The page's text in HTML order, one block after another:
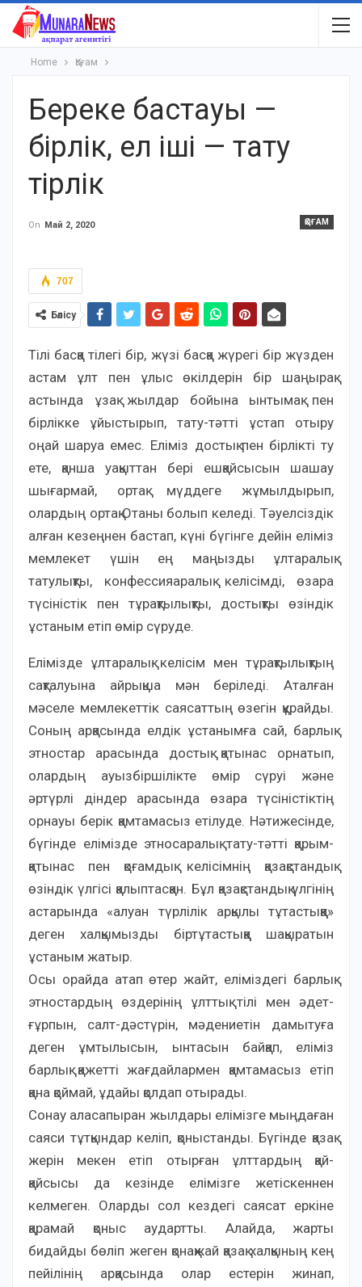
Home Қоғам
Береке бастауы —
бірлік, ел іші — тату
тірлік
ҚОҒАМ
On Май 2, 2020
707
Бөлісу
Тілі басқа тілегі бір, жүзі басқа жүрегі бір жүзден
астам ұлт пен ұлыс өкілдерін бір шаңырақ
астында ұзақ жылдар бойына ынтымақ пен
бірлікке ұйыстырып, тату-тәтті ұстап отыру
оңай шаруа емес. Еліміз достық пен бірлікті ту
ете, қанша уақыттан бері ешқайсысын шашау
шығармай, ортақ мүддеге жұмылдырып,
олардың ортақ Отаны болып келеді. Тәуелсіздік
алған кезеңнен бастап, күні бүгінге дейін еліміз
мемлекет үшін ең маңызды ұлтаралық
татулықты, конфессияаралық келісімді, өзара
түсіністік пен тұрақтылықты, достықты өзіндік
ұстаным етіп өмір сүруде.
Елімізде ұлтаралық келісім мен тұрақтылықтың
сақталуына айрықша мән беріледі. Аталған
мәселе мемлекеттік саясаттың өзегін құрайды.
Соның арқасында елдік ұстанымға сай, барлық
этностар арасында достық қатынас орнатып,
олардың ауызбіршілікте өмір сүруі және
әртүрлі діндер арасында өзара түсіністіктің
орнауы берік қамтамасыз етілуде. Нәтижесінде,
бүгінде елімізде этносаралық тату-тәтті қарым-
қатынас пен қоғамдық келісімнің қазақстандық
өзіндік үлгісі қалыптасқан. Бұл қазақстандық үлгінің
астарында «алуан түрлілік арқылы тұтастыққа»
деген халқымызды біртұтастыққа шақыратын
ұстаным жатыр.
Осы орайда атап өтер жайт, еліміздегі барлық
этностардың өздерінің ұлттық тілі мен әдет-
ғұрпын, салт-дәстүрін, мәдениетін дамытуға
деген ұмтылысын, ынтасын байқап, еліміз
барлық қажетті жағдайлармен қамтамасыз етіп
қана қоймай, ұдайы қолдап отырады.
Сонау аласапыран жылдары елімізге мыңдаған
саяси тұтқындар келіп, қоныстанды. Бүгінде қазақ
жерін мекен етіп отырған ұлттардың қай-
қайсысы да кезінде елімізге жетіскеннен
келмеген. Оларды сол кездегі саясат еркіне
қарамай қоныс аудартты. Алайда, жарты
бидайды бөліп жеген қонақжай қазақ халқының кең
пейілінің арқасында олар естерін жинап,